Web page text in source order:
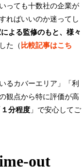
っても十数社の企業が
ればいいのか迷ってし
よる監修のもと、様々
た（比較記事はこち
るカバーエリア」「利
観点から特に評価が高
１分程度 」で安心してご